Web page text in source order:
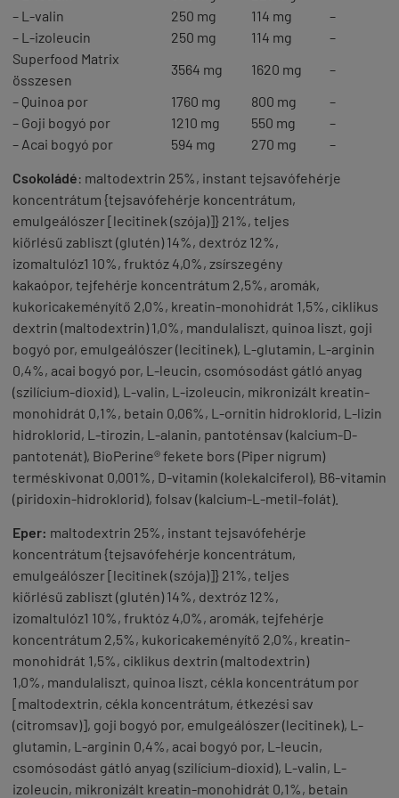
– L-valin
250 mg 114 mg
–
– L-izoleucin
250 mg 114 mg
–
Superfood Matrix
összesen
3564 mg 1620 mg
–
– Quinoa por
1760 mg 800 mg
–
– Goji bogyó por
1210 mg 550 mg
–
– Acai bogyó por
594 mg 270 mg
–
Csokoládé: maltodextrin 25%, instant tejsavófehérje
koncentrátum {tejsavófehérje koncentrátum,
emulgeálószer [lecitinek (szója)]} 21%, teljes
kiőrlésű zabliszt (glutén) 14%, dextróz 12%,
izomaltulóz1 10%, fruktóz 4,0%, zsírszegény
kakaópor, tejfehérje koncentrátum 2,5%, aromák,
kukoricakeményítő 2,0%, kreatin-monohidrát 1,5%, ciklikus
dextrin (maltodextrin) 1,0%, mandulaliszt, quinoa liszt, goji
bogyó por, emulgeálószer (lecitinek), L-glutamin, L-arginin
0,4%, acai bogyó por, L-leucin, csomósodást gátló anyag
(szilícium-dioxid), L-valin, L-izoleucin, mikronizált kreatin-
monohidrát 0,1%, betain 0,06%, L-ornitin hidroklorid, L-lizin
hidroklorid, L-tirozin, L-alanin, pantoténsav (kalcium-D-
pantotenát), BioPerine® fekete bors (Piper nigrum)
terméskivonat 0,001%, D-vitamin (kolekalciferol), B6-vitamin
(piridoxin-hidroklorid), folsav (kalcium-L-metil-folát).
Eper: maltodextrin 25%, instant tejsavófehérje
koncentrátum {tejsavófehérje koncentrátum,
emulgeálószer [lecitinek (szója)]} 21%, teljes
kiőrlésű zabliszt (glutén) 14%, dextróz 12%,
izomaltulóz1 10%, fruktóz 4,0%, aromák, tejfehérje
koncentrátum 2,5%, kukoricakeményítő 2,0%, kreatin-
monohidrát 1,5%, ciklikus dextrin (maltodextrin)
1,0%, mandulaliszt, quinoa liszt, cékla koncentrátum por
[maltodextrin, cékla koncentrátum, étkezési sav
(citromsav)], goji bogyó por, emulgeálószer (lecitinek), L-
glutamin, L-arginin 0,4%, acai bogyó por, L-leucin,
csomósodást gátló anyag (szilícium-dioxid), L-valin, L-
izoleucin, mikronizált kreatin-monohidrát 0,1%, betain